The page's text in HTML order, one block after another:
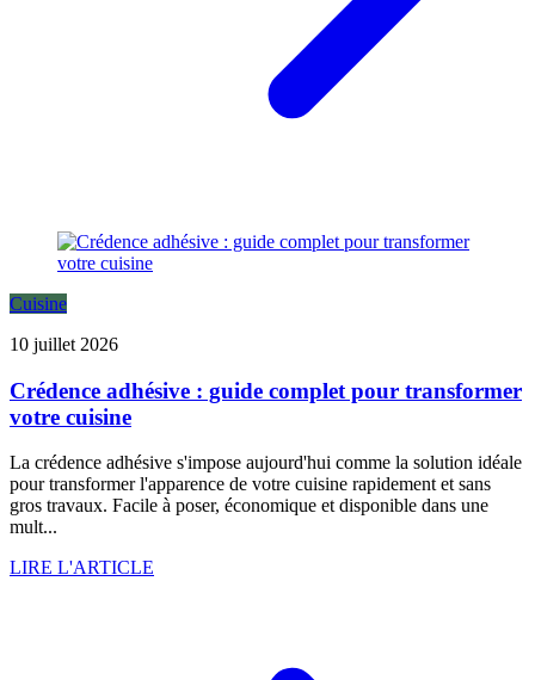
Cuisine
10 juillet 2026
Crédence adhésive : guide complet pour transformer
votre cuisine
La crédence adhésive s'impose aujourd'hui comme la solution idéale
pour transformer l'apparence de votre cuisine rapidement et sans
gros travaux. Facile à poser, économique et disponible dans une
mult...
LIRE L'ARTICLE